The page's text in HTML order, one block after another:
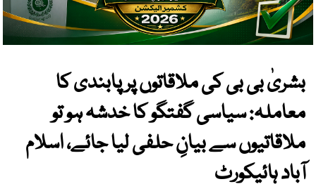
بشریٰ بی بی کی ملاقاتوں پر پابندی کا
معاملہ: سیاسی گفتگو کا خدشہ ہو تو
ملاقاتیوں سے بیانِ حلفی لیا جائے، اسلام
آباد ہائیکورٹ